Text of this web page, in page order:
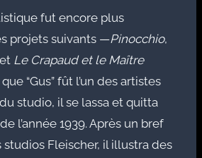
fut encore plus
projets suivants —Pinocchio,
Le Crapaud et le Maître
“Gus” fût l’un des artistes
studio, il se lassa et quitta
l’année 1939. Après un bref
studios Fleischer, il illustra des